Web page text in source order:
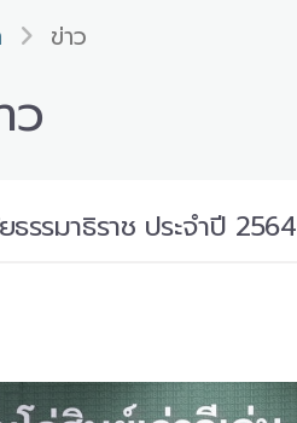
ข่าว
ว
รรมาธิราช ประจำปี 2564